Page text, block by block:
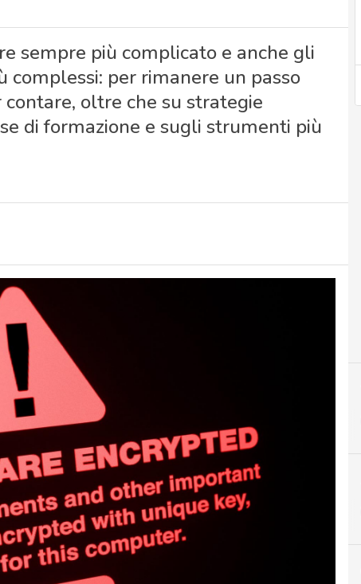
sempre più complicato e anche gli
per rimanere un passo
oltre che su strategie
di formazione e sugli strumenti più